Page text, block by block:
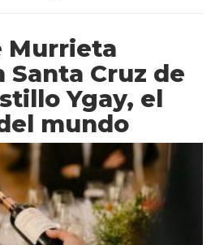
Murrieta
Santa Cruz de
Ygay, el
mundo